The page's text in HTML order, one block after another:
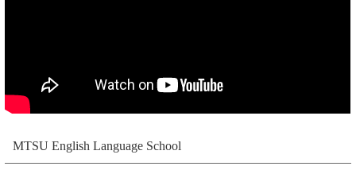
MTSU English Language School